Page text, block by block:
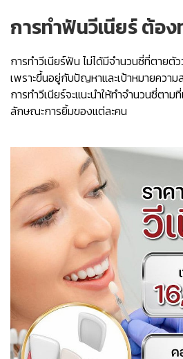
การทำฟันวีเนียร์ ต้อ
การทำวีเนียร์ฟัน ไม่ได้มีจำนวนซี่ที่ตาย
เพราะขึ้นอยู่กับปัญหาและเป้าหมายควา
การทำวีเนียร์จะแนะนำให้ทำจำนวนซี่ตา
ลักษณะการยิ้มของแต่ละคน